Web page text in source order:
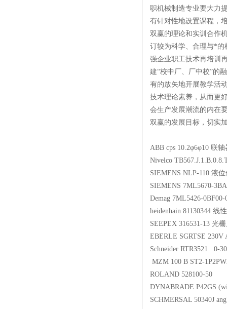
职机械制造专业要大力
有针对性地设置课程，
双赢的理论和实训合作
订较为科学、合理与*的
强企业职工技术再培训
建“校中厂、厂中校”的
有的放矢地开展教学活
技术理论素养，从而更
会生产发展潮流的内在
双赢的发展目标，切实
ABB cps 10.2φ6φ10 联轴
Nivelco
SIEMENS NLP-110 液
SIEMENS 7ML5670-
Demag 7ML5426-
heidenhain 81130344 线
SEEPEX 316531-13 光
EBERLE SGRTSE
Schneider RTR3521 0-
MZM 100 B ST2-
ROLAND 528100-50
DYNABRADE P42GS
SCHMERSAL 50340J